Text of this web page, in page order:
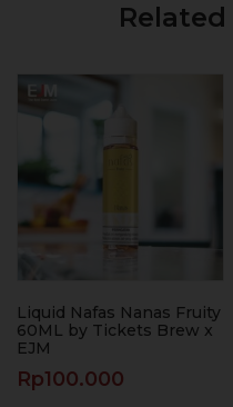
Liquid Nafas Nanas Fruity
60ML by Tickets Brew x
EJM
Rp100.000